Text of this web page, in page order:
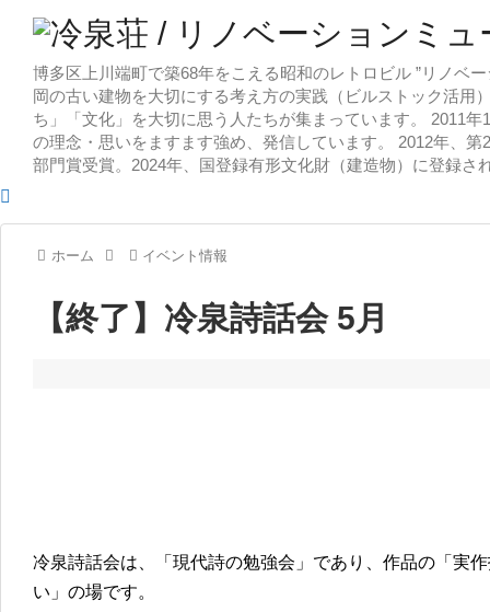
博多区上川端町で築68年をこえる昭和のレトロビル ”リノベ
岡の古い建物を大切にする考え方の実践（ビルストック活用
ち」「文化」を大切に思う人たちが集まっています。 2011
の理念・思いをますます強め、発信しています。 2012年、
部門賞受賞。2024年、国登録有形文化財（建造物）に登録さ
ホーム イベント情報
【終了】冷泉詩話会 5月
冷泉詩話会は、「現代詩の勉強会」であり、作品の「実
い」の場です。